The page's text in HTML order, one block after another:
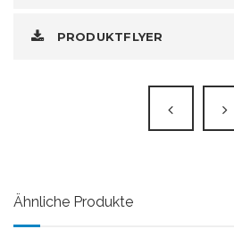
PRODUKTFLYER
Ähnliche Produkte